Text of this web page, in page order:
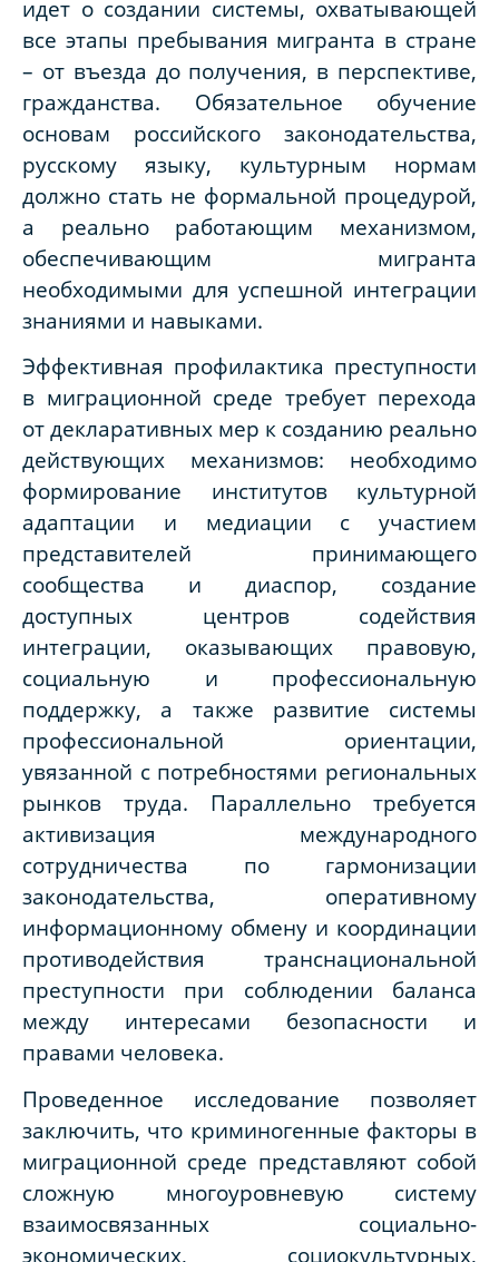
идет о создании системы, охватывающей
все этапы пребывания мигранта в стране
– от въезда до получения, в перспективе,
гражданства. Обязательное обучение
основам российского законодательства,
русскому языку, культурным нормам
должно стать не формальной процедурой,
а реально работающим механизмом,
обеспечивающим мигранта
необходимыми для успешной интеграции
знаниями и навыками.
Эффективная профилактика преступности
в миграционной среде требует перехода
от декларативных мер к созданию реально
действующих механизмов: необходимо
формирование институтов культурной
адаптации и медиации с участием
представителей принимающего
сообщества и диаспор, создание
доступных центров содействия
интеграции, оказывающих правовую,
социальную и профессиональную
поддержку, а также развитие системы
профессиональной ориентации,
увязанной с потребностями региональных
рынков труда. Параллельно требуется
активизация международного
сотрудничества по гармонизации
законодательства, оперативному
информационному обмену и координации
противодействия транснациональной
преступности при соблюдении баланса
между интересами безопасности и
правами человека.
Проведенное исследование позволяет
заключить, что криминогенные факторы в
миграционной среде представляют собой
сложную многоуровневую систему
взаимосвязанных социально-
экономических, социокультурных,